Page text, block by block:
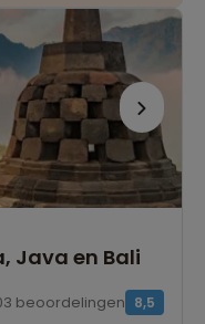
Java en Bali
8,5
beoordelingen